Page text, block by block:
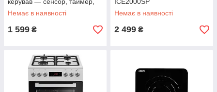
boost, чорний
Немає в наявності
1 599 ₴
Немає в наявності
2 499 ₴